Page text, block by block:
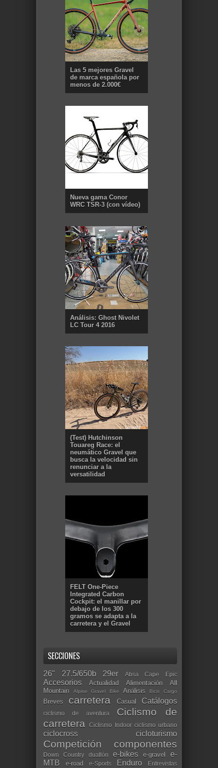
Las 5 mejores Gravel
de marca española por
menos de 2.000€
Nueva gama Conor
WRC TSR-3 (con vídeo)
Análisis: Ghost Nivolet
LC Tour 4 2016
(Test) Hutchinson
Touareg Race: el
neumático Gravel que
busca la velocidad sin
renunciar a la
versatilidad
FELT One-Piece
Integrated Carbon
Cockpit: el manillar por
debajo de los 300
gramos se adapta a la
carretera y el Gravel
SECCIONES
26" 27.5/650b 29er Absa Cape Epic
Accesorios Actualidad Alimentación
All
Mountain
Alpine Gravel Bike Análisis Bicis Cargo
Breves carretera Casual Catálogos
ciclismo de aventura
Ciclismo de
carretera
Ciclismo Indoor ciclismo urbano
ciclocross cicloturismo
Competición componentes
Down Country duatlón e-bikes e-gravel
e-
MTB
e-road e-Sports Enduro Entrevistas